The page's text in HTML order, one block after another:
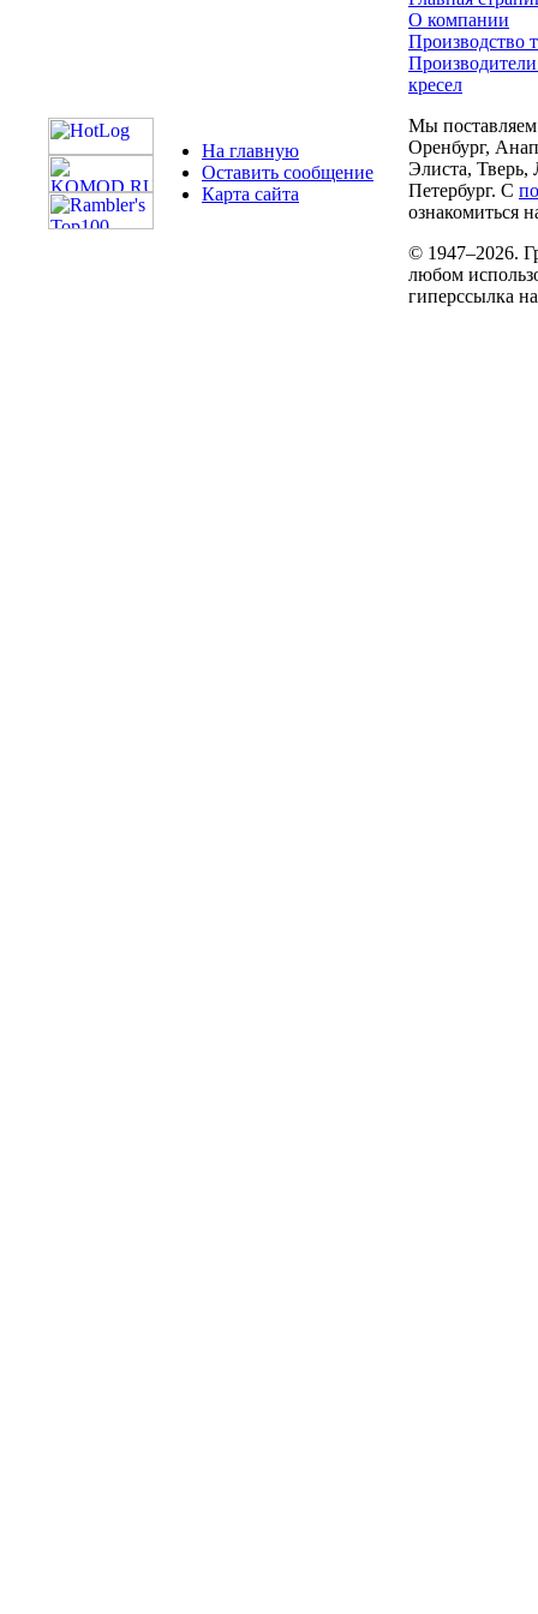
На главную
Оставить сообщение
Карта сайта
О компании
Производство
кресел
Мы поставляем
Оренбург,
Элиста, Тверь,
Петербург. С
ознакомиться
© 1947–2026.
любом
гиперссылка